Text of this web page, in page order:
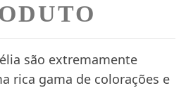
são extremamente
rica gama de colorações e